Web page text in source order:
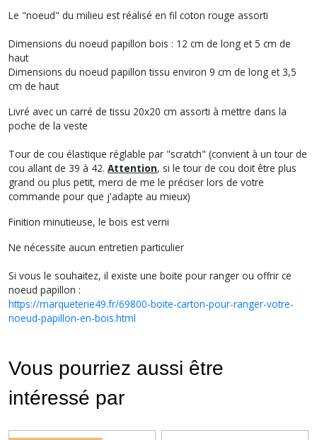
Le "noeud" du milieu est réalisé en fil coton rouge assorti
Dimensions du noeud papillon bois : 12 cm de long et 5 cm de
haut
Dimensions du noeud papillon tissu environ 9 cm de long et 3,5
cm de haut
Livré avec un carré de tissu 20x20 cm assorti à mettre dans la
poche de la veste
Tour de cou élastique réglable par "scratch" (convient à un tour de
cou allant de 39 à 42. Attention, si le tour de cou doit être plus
grand ou plus petit, merci de me le préciser lors de votre
commande pour que j'adapte au mieux)
Finition minutieuse, le bois est verni
Ne nécessite aucun entretien particulier
Si vous le souhaitez, il existe une boite pour ranger ou offrir ce
noeud papillon :
https://marqueterie49.fr/69800-boite-carton-pour-ranger-votre-
noeud-papillon-en-bois.html
Vous pourriez aussi être
intéressé par